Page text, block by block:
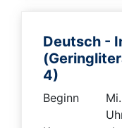
Deutsch -
4)
Beginn